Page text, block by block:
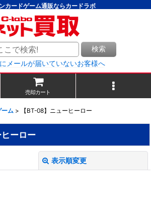
カードゲーム通販ならカードラボ
検索
メールが届いていないお客様へ
売却カート
ーム > 【BT-08】ニューヒーロー
ーロー
表示順変更